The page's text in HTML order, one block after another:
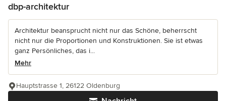
dbp-architektur
Architektur beansprucht nicht nur das Schöne, beherrscht
nicht nur die Proportionen und Konstruktionen. Sie ist etwas
ganz Persönliches, das i...
Mehr
Hauptstrasse 1, 26122 Oldenburg